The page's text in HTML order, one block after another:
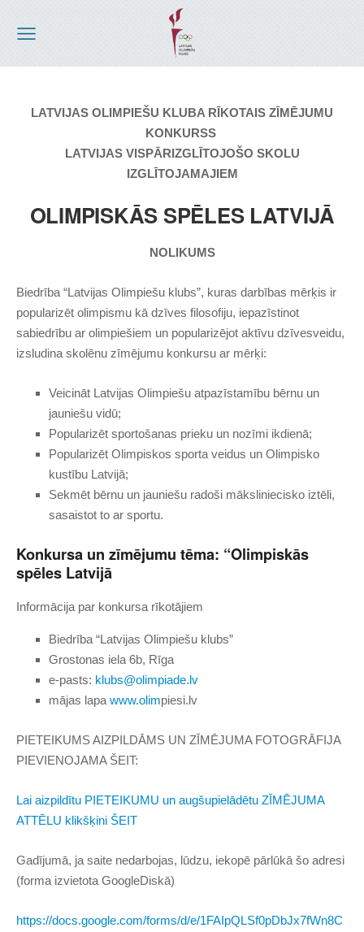
LATVIJAS OLIMPIEŠU KLUBA RĪKOTAIS ZĪMĒJUMU
KONKURSS
LATVIJAS VISPĀRIZGLĪTOJOŠO SKOLU
IZGLĪTOJAMAJIEM
OLIMPISKĀS SPĒLES LATVIJĀ
NOLIKUMS
Biedrība “Latvijas Olimpiešu klubs”, kuras darbības mērķis ir
popularizēt olimpismu kā dzīves filosofiju, iepazīstinot
sabiedrību ar olimpiešiem un popularizējot aktīvu dzīvesveidu,
izsludina skolēnu zīmējumu konkursu ar mērķi:
Veicināt Latvijas Olimpiešu atpazīstamību bērnu un
jauniešu vidū;
Popularizēt sportošanas prieku un nozīmi ikdienā;
Popularizēt Olimpiskos sporta veidus un Olimpisko
kustību Latvijā;
Sekmēt bērnu un jauniešu radoši māksliniecisko iztēli,
sasaistot to ar sportu.
Konkursa un zīmējumu tēma: “Olimpiskās
spēles Latvijā
Informācija par konkursa rīkotājiem
Biedrība “Latvijas Olimpiešu klubs”
Grostonas iela 6b, Rīga
e-pasts: klubs@olimpiade.lv
mājas lapa www.olimpiesi.lv
PIETEIKUMS AIZPILDĀMS UN ZĪMĒJUMA FOTOGRĀFIJA
PIEVIENOJAMA ŠEIT:
Lai aizpildītu PIETEIKUMU un augšupielādētu ZĪMĒJUMA
ATTĒLU klikšķini ŠEIT
Gadījumā, ja saite nedarbojas, lūdzu, iekopē pārlūkā šo adresi
(forma izvietota GoogleDiskā)
https://docs.google.com/forms/d/e/1FAIpQLSf0pDbJx7fWn8C